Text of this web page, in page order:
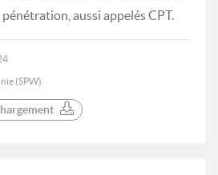
aussi appelés CPT.
(SPW)